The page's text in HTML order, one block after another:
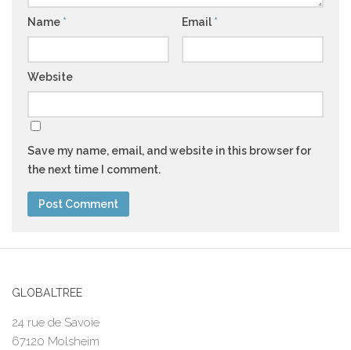
Name * Email *
Website
Save my name, email, and website in this browser for
the next time I comment.
GLOBALTREE
24 rue de Savoie
67120 Molsheim